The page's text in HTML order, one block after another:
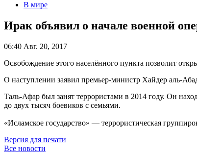
В мире
Ирак объявил о начале военной
06:40 Авг. 20, 2017
Освобождение этого населённого пункта позволит
О наступлении заявил премьер-министр Хайдер аль-
Таль-Афар был занят террористами в 2014 году. Он
до двух тысяч боевиков с семьями.
«Исламское государство» — террористическая
Версия для печати
Все новости